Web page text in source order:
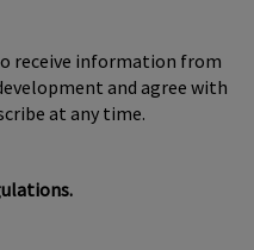
receive information from
and agree with
at any time.